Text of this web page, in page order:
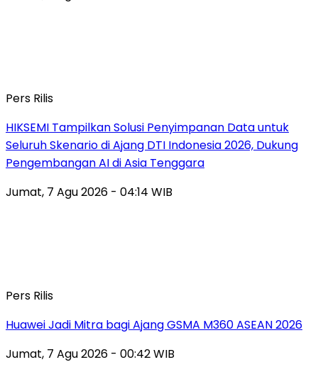
Pers Rilis
HIKSEMI Tampilkan Solusi Penyimpanan Data untuk
Seluruh Skenario di Ajang DTI Indonesia 2026, Dukung
Pengembangan AI di Asia Tenggara
Jumat, 7 Agu 2026 - 04:14 WIB
Pers Rilis
Huawei Jadi Mitra bagi Ajang GSMA M360 ASEAN 2026
Jumat, 7 Agu 2026 - 00:42 WIB